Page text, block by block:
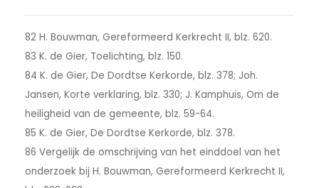
82 H. Bouwman, Gereformeerd Kerkrecht II, blz. 620.
83 K. de Gier, Toelichting, blz. 150.
84 K. de Gier, De Dordtse Kerkorde, blz. 378; Joh.
Jansen, Korte verklaring, blz. 330; J. Kamphuis, Om de
heiligheid van de gemeente, blz. 59-64.
85 K. de Gier, De Dordtse Kerkorde, blz. 378.
86 Vergelijk de omschrijving van het einddoel van het
onderzoek bij H. Bouwman, Gereformeerd Kerkrecht II,